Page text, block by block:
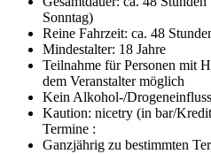
Sonntag)
Reine Fahrzeit: ca. 48
Mindestalter: 18 Jahre
Teilnahme für Personen mit
dem Veranstalter möglich
Kein Alkohol-/Drogeneinfluss
Kaution: nicetry (in bar/
Termine :
Ganzjährig zu bestimmten